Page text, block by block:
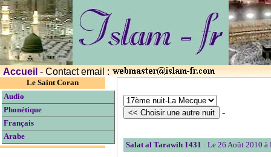
Accueil- Contact email :
Le Saint Coran
Audio
Phonétique
Français
Arabe
-
Salat al Tarawih 1431 : Le 26 Août 2010 à